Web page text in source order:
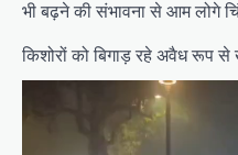
भी बढ़ने की संभावना से आम लोगे
किशोरों को बिगाड़ रहे अवैध रूप